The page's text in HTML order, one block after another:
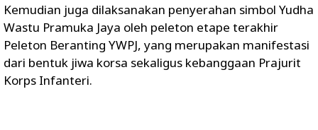
Kemudian juga dilaksanakan penyerahan simbol Yudha
Wastu Pramuka Jaya oleh peleton etape terakhir
Peleton Beranting YWPJ, yang merupakan manifestasi
dari bentuk jiwa korsa sekaligus kebanggaan Prajurit
Korps Infanteri.